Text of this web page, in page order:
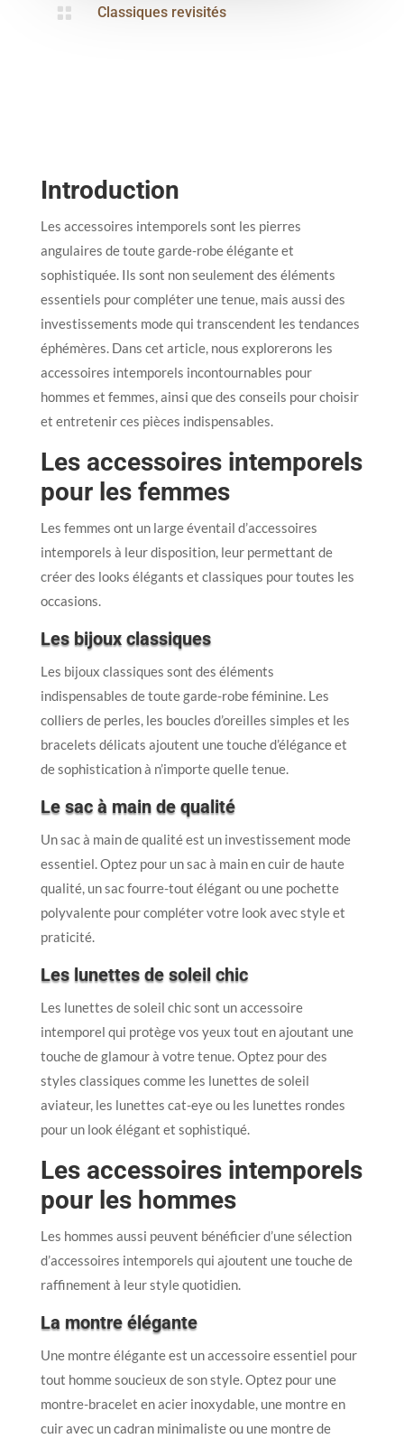
 Classiques revisités
Introduction
Les accessoires intemporels sont les pierres
angulaires de toute garde-robe élégante et
sophistiquée. Ils sont non seulement des éléments
essentiels pour compléter une tenue, mais aussi des
investissements mode qui transcendent les tendances
éphémères. Dans cet article, nous explorerons les
accessoires intemporels incontournables pour
hommes et femmes, ainsi que des conseils pour choisir
et entretenir ces pièces indispensables.
Les accessoires intemporels
pour les femmes
Les femmes ont un large éventail d’accessoires
intemporels à leur disposition, leur permettant de
créer des looks élégants et classiques pour toutes les
occasions.
Les bijoux classiques
Les bijoux classiques sont des éléments
indispensables de toute garde-robe féminine. Les
colliers de perles, les boucles d’oreilles simples et les
bracelets délicats ajoutent une touche d’élégance et
de sophistication à n’importe quelle tenue.
Le sac à main de qualité
Un sac à main de qualité est un investissement mode
essentiel. Optez pour un sac à main en cuir de haute
qualité, un sac fourre-tout élégant ou une pochette
polyvalente pour compléter votre look avec style et
praticité.
Les lunettes de soleil chic
Les lunettes de soleil chic sont un accessoire
intemporel qui protège vos yeux tout en ajoutant une
touche de glamour à votre tenue. Optez pour des
styles classiques comme les lunettes de soleil
aviateur, les lunettes cat-eye ou les lunettes rondes
pour un look élégant et sophistiqué.
Les accessoires intemporels
pour les hommes
Les hommes aussi peuvent bénéficier d’une sélection
d’accessoires intemporels qui ajoutent une touche de
raffinement à leur style quotidien.
La montre élégante
Une montre élégante est un accessoire essentiel pour
tout homme soucieux de son style. Optez pour une
montre-bracelet en acier inoxydable, une montre en
cuir avec un cadran minimaliste ou une montre de